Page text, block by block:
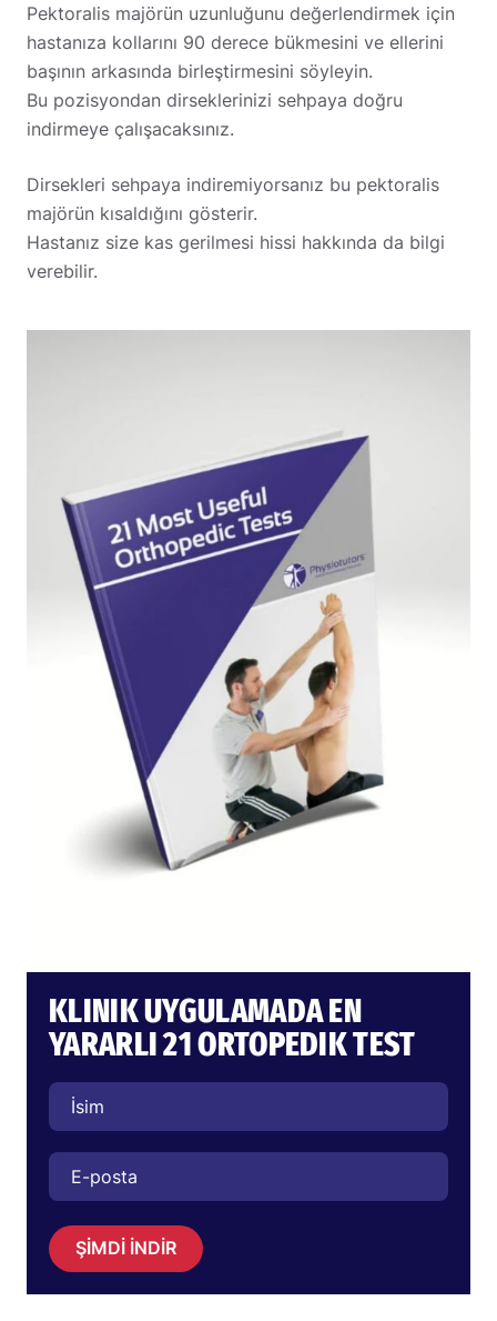
Pektoralis majörün uzunluğunu değerlendirmek için
hastanıza kollarını 90 derece bükmesini ve ellerini
başının arkasında birleştirmesini söyleyin.
Bu pozisyondan dirseklerinizi sehpaya doğru
indirmeye çalışacaksınız.
Dirsekleri sehpaya indiremiyorsanız bu pektoralis
majörün kısaldığını gösterir.
Hastanız size kas gerilmesi hissi hakkında da bilgi
verebilir.
KLINIK UYGULAMADA EN
YARARLI 21 ORTOPEDIK TEST
ŞİMDİ İNDİR